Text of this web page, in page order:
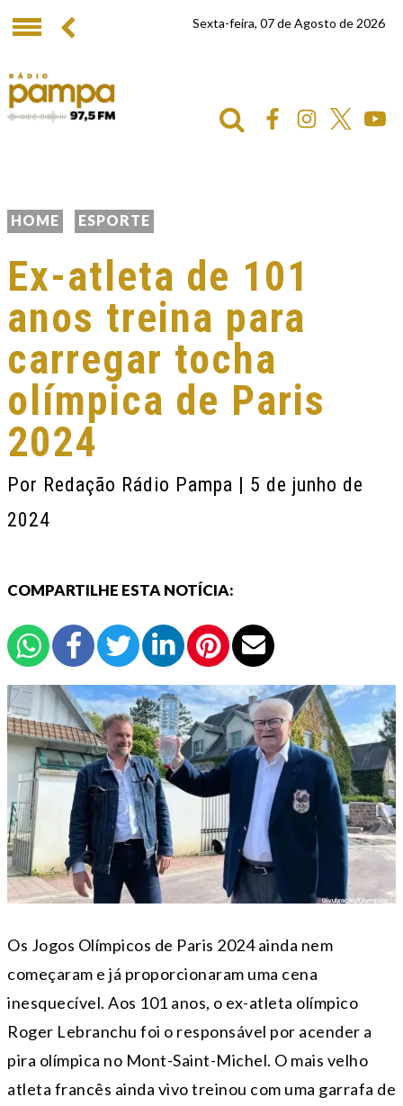
Sexta-feira, 07 de Agosto de 2026
HOME ESPORTE
Ex-atleta de 101
anos treina para
carregar tocha
olímpica de Paris
2024
Por Redação Rádio Pampa | 5 de junho de
2024
COMPARTILHE ESTA NOTÍCIA:
Os Jogos Olímpicos de Paris 2024 ainda nem
começaram e já proporcionaram uma cena
inesquecível. Aos 101 anos, o ex-atleta olímpico
Roger Lebranchu foi o responsável por acender a
pira olímpica no Mont-Saint-Michel. O mais velho
atleta francês ainda vivo treinou com uma garrafa de